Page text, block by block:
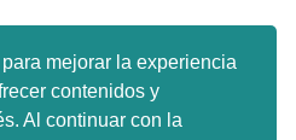
mejorar la experiencia
contenidos y
Al continuar con la